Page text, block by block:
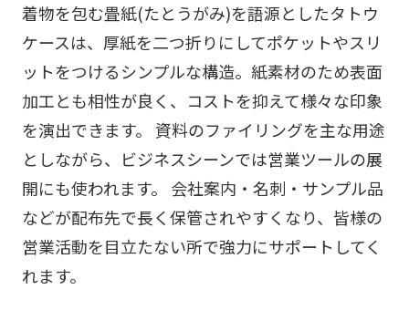
着物を包む畳紙(たとうがみ)を語源としたタトウ
ケースは、厚紙を二つ折りにしてポケットやスリ
ットをつけるシンプルな構造。紙素材のため表面
加工とも相性が良く、コストを抑えて様々な印象
を演出できます。 資料のファイリングを主な用途
としながら、ビジネスシーンでは営業ツールの展
開にも使われます。 会社案内・名刺・サンプル品
などが配布先で長く保管されやすくなり、皆様の
営業活動を目立たない所で強力にサポートしてく
れます。